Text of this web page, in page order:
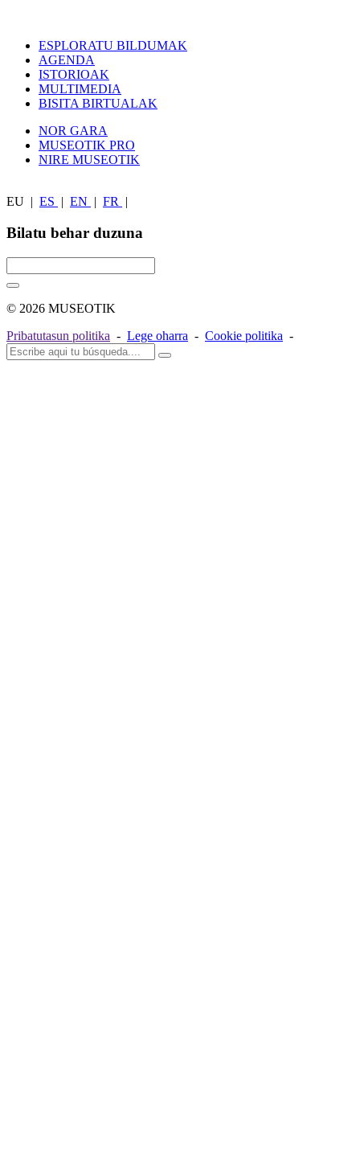
ESPLORATU BILDUMAK
AGENDA
ISTORIOAK
MULTIMEDIA
BISITA BIRTUALAK
NOR GARA
MUSEOTIK PRO
NIRE MUSEOTIK
EU | ES | EN | FR |
Bilatu behar duzuna
© 2026 MUSEOTIK
Pribatutasun politika - Lege oharra - Cookie politika -